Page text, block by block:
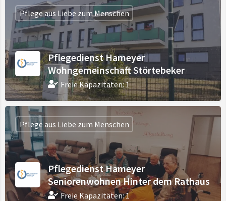
Pflegedienst Hameyer
Wohngemeinschaft Störtebeker
Freie Kapazitäten: 1
Pflege aus Liebe zum Menschen
Pflegedienst Hameyer
Seniorenwohnen Hinter dem Rathaus
Freie Kapazitäten: 1
Pflege aus Liebe zum Menschen